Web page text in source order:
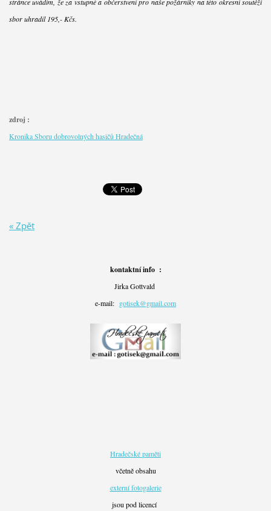
sbor uhradil 195,- Kčs.
zdroj :
Kronika Sboru dobrovolných hasičů Hradečná
« Zpět
kontaktní info :
Jirka Gottvald
e-mail: gotisek@gmail.com
Hradečské paměti
včetně obsahu
externí fotogalerie
jsou pod licencí